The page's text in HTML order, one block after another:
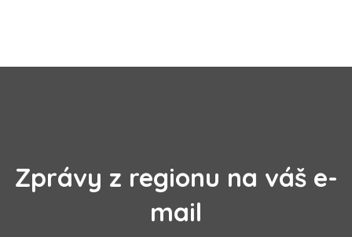
Zprávy z regionu na váš e-
mail